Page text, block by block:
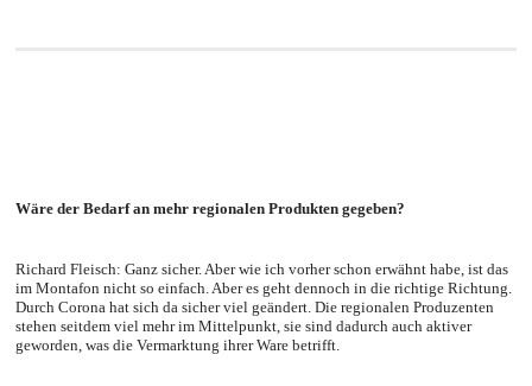
Wäre der Bedarf an mehr regionalen Produkten gegeben?
Richard Fleisch: Ganz sicher. Aber wie ich vorher schon erwähnt habe, ist das
im Montafon nicht so einfach. Aber es geht dennoch in die richtige Richtung.
Durch Corona hat sich da sicher viel geändert. Die regionalen Produzenten
stehen seitdem viel mehr im Mittelpunkt, sie sind dadurch auch aktiver
geworden, was die Vermarktung ihrer Ware betrifft.